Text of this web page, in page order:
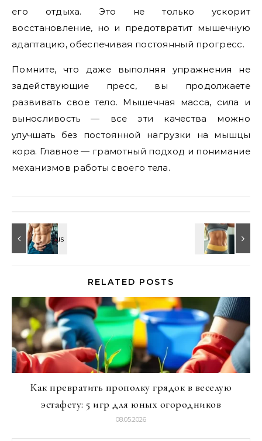
его отдыха. Это не только ускорит
восстановление, но и предотвратит мышечную
адаптацию, обеспечивая постоянный прогресс.
Помните, что даже выполняя упражнения не
задействующие пресс, вы продолжаете
развивать свое тело. Мышечная масса, сила и
выносливость — все эти качества можно
улучшать без постоянной нагрузки на мышцы
кора. Главное — грамотный подход и понимание
механизмов работы своего тела.
RELATED POSTS
Как превратить прополку грядок в веселую
эстафету: 5 игр для юных огородников
08.05.2026